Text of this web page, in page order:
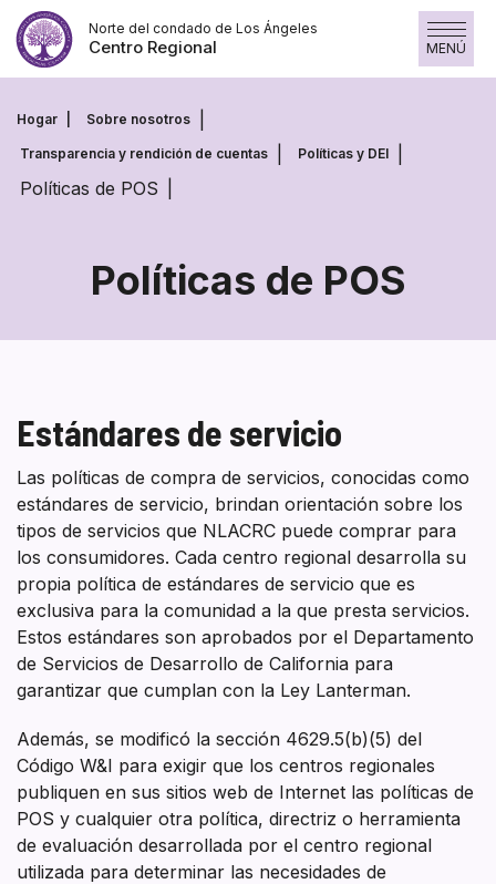
Saltar
contenido
Norte del condado de Los Ángeles
Centro Regional MENÚ
Hogar Sobre nosotros
Transparencia y rendición de cuentas Políticas y DEI
Políticas de POS
Políticas de POS
Políticas
de
Estándares de servicio
Las políticas de compra de servicios, conocidas como
estándares de servicio, brindan orientación sobre los
tipos de servicios que NLACRC puede comprar para
los consumidores. Cada centro regional desarrolla su
propia política de estándares de servicio que es
exclusiva para la comunidad a la que presta servicios.
Estos estándares son aprobados por el Departamento
de Servicios de Desarrollo de California para
garantizar que cumplan con la Ley Lanterman.
Además, se modificó la sección 4629.5(b)(5) del
Código W&I para exigir que los centros regionales
publiquen en sus sitios web de Internet las políticas de
POS y cualquier otra política, directriz o herramienta
de evaluación desarrollada por el centro regional
utilizada para determinar las necesidades de